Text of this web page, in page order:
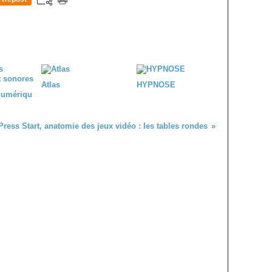
Atlas HYPNOSE
Start, anatomie des jeux vidéo : les tables rondes